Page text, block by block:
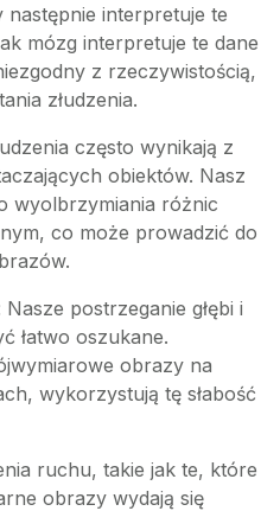
interpretuje te
mózg interpretuje te dane
z rzeczywistością,
złudzenia.
często wynikają z
obiektów. Nasz
wyolbrzymiania różnic
co może prowadzić do
Nasze postrzeganie głębi i
łatwo oszukane.
obrazy na
wykorzystują tę słabość
ruchu, takie jak te, które
obrazy wydają się